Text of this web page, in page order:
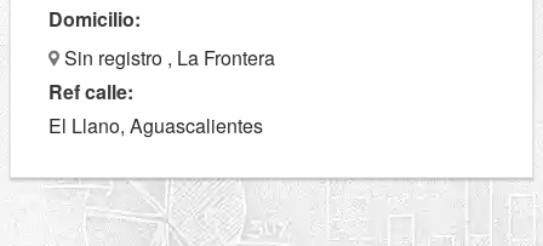
Domicilio:
Sin registro , La Frontera
Ref calle:
El Llano, Aguascalientes